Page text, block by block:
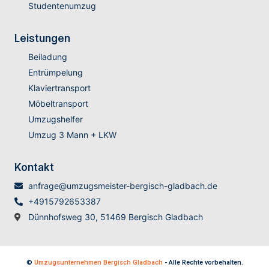
Studentenumzug
Leistungen
Beiladung
Entrümpelung
Klaviertransport
Möbeltransport
Umzugshelfer
Umzug 3 Mann + LKW
Kontakt
anfrage@umzugsmeister-bergisch-gladbach.de
+4915792653387
Dünnhofsweg 30, 51469 Bergisch Gladbach
© Umzugsunternehmen Bergisch Gladbach - Alle Rechte vorbehalten.